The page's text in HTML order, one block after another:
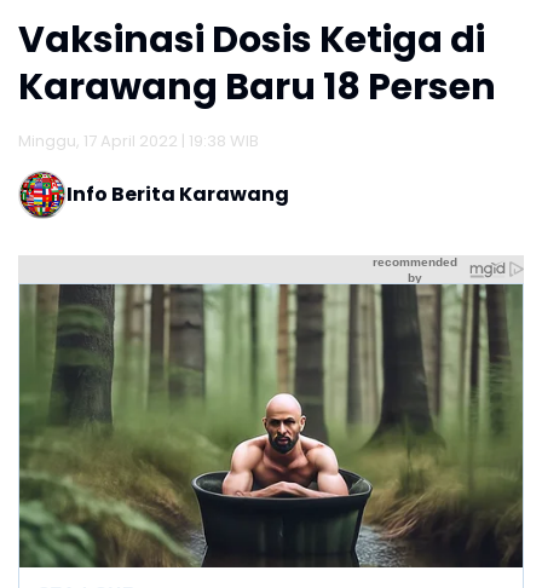
Vaksinasi Dosis Ketiga di
Karawang Baru 18 Persen
Minggu, 17 April 2022 | 19:38 WIB
Info Berita Karawang